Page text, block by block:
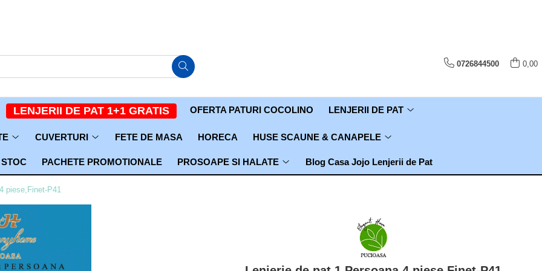
0726844500 0,00
LENJERII DE PAT 1+1 GRATIS OFERTA PATURI COCOLINO LENJERII DE PAT
CUVERTURI FETE DE MASA HORECA HUSE SCAUNE & CANAPELE
PACHETE PROMOTIONALE PROSOAPE SI HALATE Blog Casa Jojo Lenjerii de Pat
piese,Finet-P41